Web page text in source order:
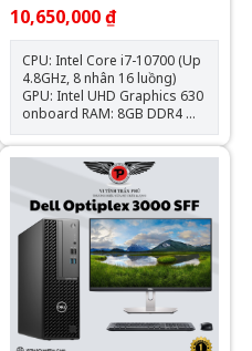
10,650,000 ₫
CPU: Intel Core i7-10700 (Up
4.8GHz, 8 nhân 16 luồng)
GPU: Intel UHD Graphics 630
onboard RAM: 8GB DDR4
SSD: 256GB M.2 NVMe Hệ
điều hành: Chưa Bao Gồm